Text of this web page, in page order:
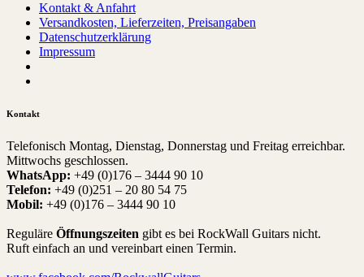
Kontakt & Anfahrt
Versandkosten, Lieferzeiten, Preisangaben
Datenschutzerklärung
Impressum
Kontakt
Telefonisch Montag, Dienstag, Donnerstag und Freitag erreichbar.
Mittwochs geschlossen.
WhatsApp: +49 (0)176 – 3444 90 10
Telefon: +49 (0)251 – 20 80 54 75
Mobil: +49 (0)176 – 3444 90 10
Reguläre Öffnungszeiten gibt es bei RockWall Guitars nicht.
Ruft einfach an und vereinbart einen Termin.